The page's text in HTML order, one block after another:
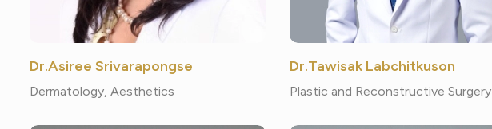
Dr.Asiree Srivarapongse
Dermatology, Aesthetics
Dr.Tawisak Labchitkuson
Plastic and Reconstructive Surgery